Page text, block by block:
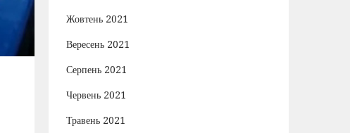
Жовтень 2021
Вересень 2021
Серпень 2021
Червень 2021
Травень 2021